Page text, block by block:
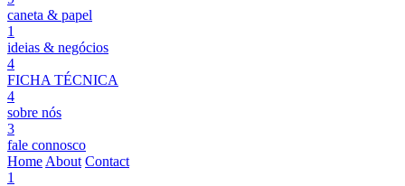
caneta & papel
1
ideias & negócios
4
FICHA TÉCNICA
4
sobre nós
3
fale connosco
Home About Contact
1